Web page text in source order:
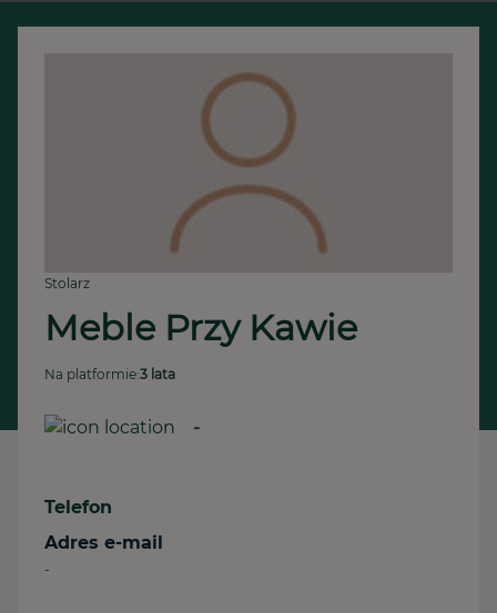
Stolarz
Meble Przy Kawie
Na platformie:3 lata
-
Telefon
Adres e-mail
-